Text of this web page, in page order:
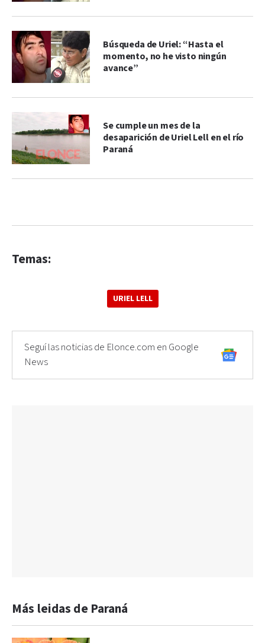
Búsqueda de Uriel: “Hasta el
momento, no he visto ningún
avance”
Se cumple un mes de la
desaparición de Uriel Lell en el río
Paraná
Temas:
URIEL LELL
Seguí las noticias de Elonce.com en Google
News
Más leidas de Paraná